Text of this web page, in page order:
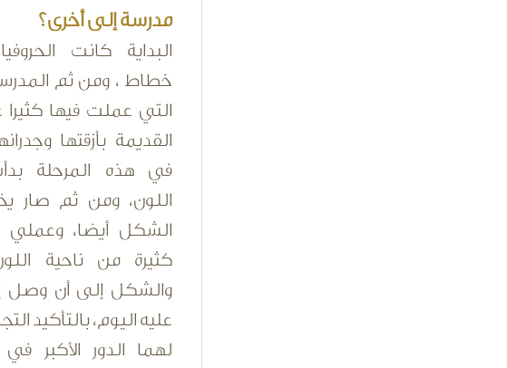
مدرسة إلى أخرى؟
البداية كانت
خطاط ، ومن ثم
التي عملت فيها كثيرا
القديمة بأزقتها
في هذه المرحلة
اللون، ومن ثم صار
الشكل أيضا، وعملي
كثيرة من ناحية
والشكل إلى أن وصل
عليه اليوم، بالتأكيد
لهما الدور الأكبر